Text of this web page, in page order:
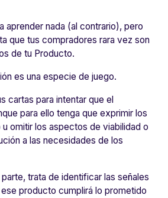
aprender nada (al contrario), pero
que tus compradores rara vez son
de tu Producto.
es una especie de juego.
cartas para intentar que el
para ello tenga que exprimir los
omitir los aspectos de viabilidad o
a las necesidades de los
trata de identificar las señales
producto cumplirá lo prometido